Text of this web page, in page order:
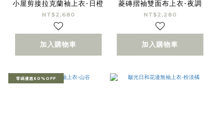
小屋剪接拉克蘭袖上衣-日橙
NT$2,680
加入購物車
菱磚摺袖雙面布上衣-夜調
NT$2,280
加入購物車
零碼優惠60%OFF